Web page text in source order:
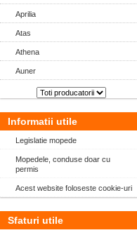
Aprilia
Atas
Athena
Auner
Informatii utile
Legislatie mopede
Mopedele, conduse doar cu
permis
Acest website foloseste cookie-uri
Sfaturi utile